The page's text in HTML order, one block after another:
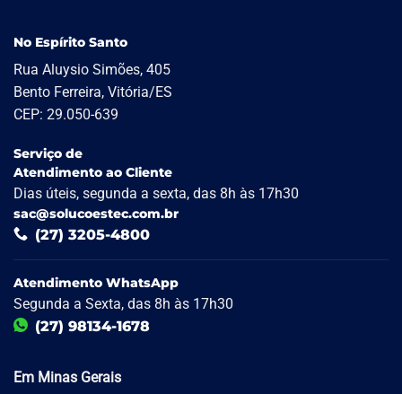
No Espírito Santo
Rua Aluysio Simões, 405
Bento Ferreira, Vitória/ES
CEP: 29.050-639
Serviço de
Atendimento ao Cliente
Dias úteis, segunda a sexta, das 8h às 17h30
sac@solucoestec.com.br
(27) 3205-4800
Atendimento WhatsApp
Segunda a Sexta, das 8h às 17h30
(27) 98134-1678
Em Minas Gerais